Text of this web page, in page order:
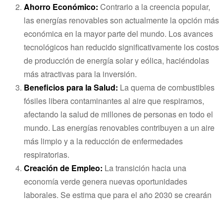
Ahorro Económico: Contrario a la creencia popular,
las energías renovables son actualmente la opción más
económica en la mayor parte del mundo. Los avances
tecnológicos han reducido significativamente los costos
de producción de energía solar y eólica, haciéndolas
más atractivas para la inversión.
Beneficios para la Salud: La quema de combustibles
fósiles libera contaminantes al aire que respiramos,
afectando la salud de millones de personas en todo el
mundo. Las energías renovables contribuyen a un aire
más limpio y a la reducción de enfermedades
respiratorias.
Creación de Empleo: La transición hacia una
economía verde genera nuevas oportunidades
laborales. Se estima que para el año 2030 se crearán